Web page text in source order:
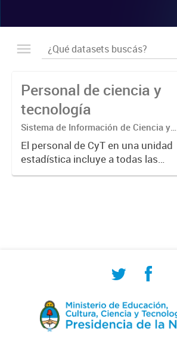
Personal de ciencia y
tecnología
Sistema de Información de Ciencia y
Tecnología Argentino (SICYTAR)
El personal de CyT en una unidad
estadística incluye a todas las
personas involucradas